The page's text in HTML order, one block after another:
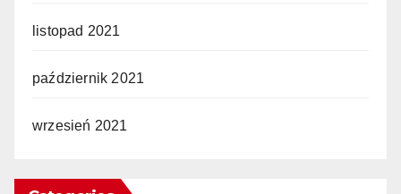
listopad 2021
październik 2021
wrzesień 2021